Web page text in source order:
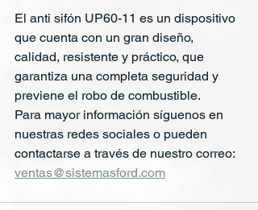
El anti sifón UP60-11 es un dispositivo
que cuenta con un gran diseño,
calidad, resistente y práctico, que
garantiza una completa seguridad y
previene el robo de combustible.
Para mayor información síguenos en
nuestras redes sociales o pueden
contactarse a través de nuestro correo:
ventas@sistemasford.com